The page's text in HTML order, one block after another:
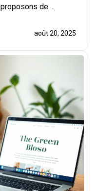
de ...
août 20, 2025